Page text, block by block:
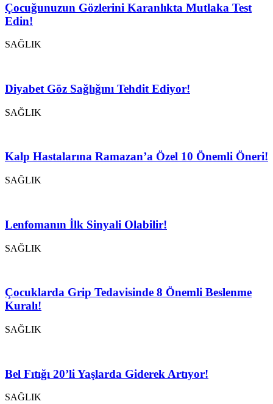
Çocuğunuzun Gözlerini Karanlıkta Mutlaka Test
Edin!
SAĞLIK
Diyabet Göz Sağlığını Tehdit Ediyor!
SAĞLIK
Kalp Hastalarına Ramazan’a Özel 10 Önemli Öneri!
SAĞLIK
Lenfomanın İlk Sinyali Olabilir!
SAĞLIK
Çocuklarda Grip Tedavisinde 8 Önemli Beslenme
Kuralı!
SAĞLIK
Bel Fıtığı 20’li Yaşlarda Giderek Artıyor!
SAĞLIK